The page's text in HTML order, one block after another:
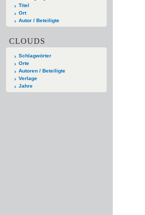
Titel
Ort
Autor / Beteiligte
CLOUDS
Schlagwörter
Orte
Autoren / Beteiligte
Verlage
Jahre